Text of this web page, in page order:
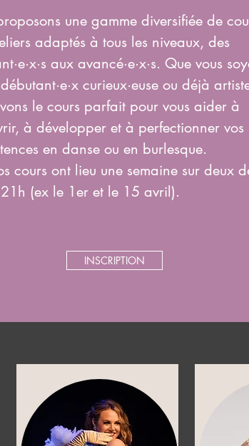
une gamme diversifiée de
adaptés à tous les niveaux, des
aux avancé·e·x·s. Que vous
débutant·e·x curieux·euse ou déjà
le cours parfait pour vous aider à
à développer et à perfectionner vos
en danse ou en burlesque.
cours ont lieu une semaine sur deux
(ex le 1er et le 15 avril).
INSCRIPTION